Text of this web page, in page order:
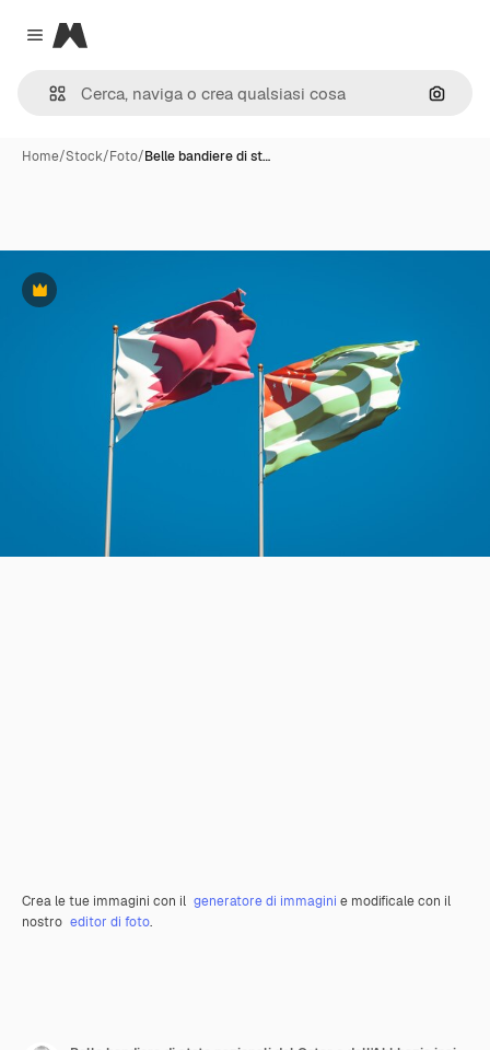
Close menu
Magnific
Cerca
Home/Stock/Foto/Belle bandiere di st…
Premium
Crea le tue immagini con il generatore di immagini e modificale con il
nostro editor di foto.